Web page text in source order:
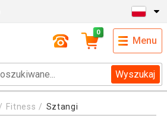
Wyszukaj
0
Menu
Fitness Sztangi